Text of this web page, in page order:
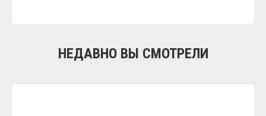
НЕДАВНО ВЫ СМОТРЕЛИ